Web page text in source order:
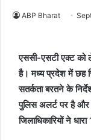
ABP Bharat
एससी-एसटी एक्ट को
है। मध्य प्रदेश में छह
सतर्कता बरतने के
पुलिस अलर्ट पर है और
जिलाधिकारियों ने